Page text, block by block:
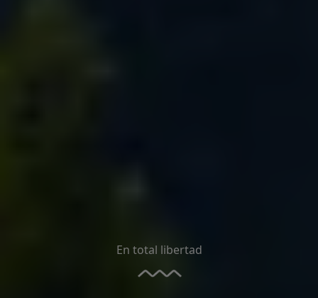
En total libertad